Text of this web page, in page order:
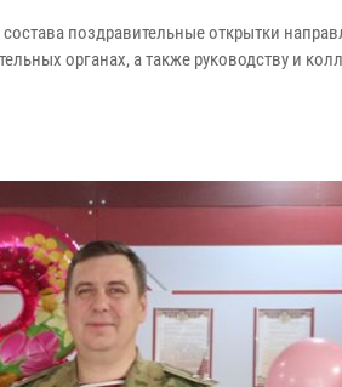
поздравительные открытки
органах, а также руководству и